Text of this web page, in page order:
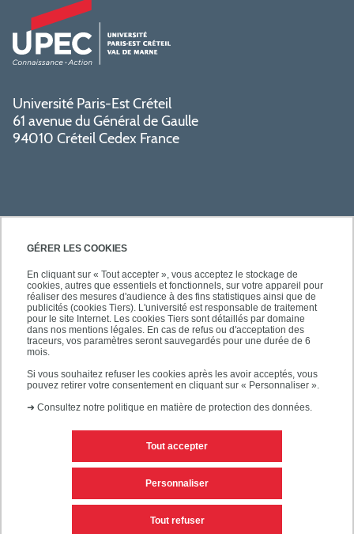
GÉRER LES COOKIES
En cliquant sur « Tout accepter », vous acceptez le stockage de
cookies, autres que essentiels et fonctionnels, sur votre appareil pour
réaliser des mesures d'audience à des fins statistiques ainsi que de
publicités (cookies Tiers). L'université est responsable de traitement
pour le site Internet. Les cookies Tiers sont détaillés par domaine
dans nos mentions légales. En cas de refus ou d'acceptation des
traceurs, vos paramètres seront sauvegardés pour une durée de 6
mois.
Si vous souhaitez refuser les cookies après les avoir acceptés, vous
pouvez retirer votre consentement en cliquant sur « Personnaliser ».
➜ Consultez notre politique en matière de protection des données.
Tout accepter
Tout refuser
Personnaliser
Université Paris-Est Créteil
61 avenue du Général de Gaulle
94010 Créteil Cedex France
SÉCURITÉ
SUIVEZ-NOUS
Mentions légales Editeur du site